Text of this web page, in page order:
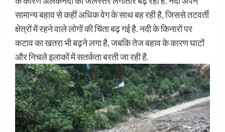
सामान्य बहाव से कहीं अधिक वेग के साथ बह रही है, जिससे तटवर्ती
क्षेत्रों में रहने वाले लोगों की चिंता बढ़ गई है. नदी के किनारों पर
कटाव का खतरा भी बढ़ने लगा है, जबकि तेज बहाव के कारण घाटों
और निचले इलाकों में सतर्कता बरती जा रही है.